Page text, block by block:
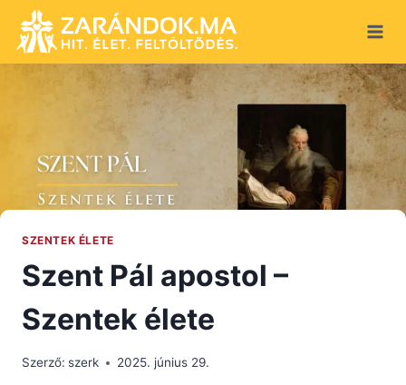
content
SZENTEK ÉLETE
Szent Pál apostol –
Szentek élete
Szerző: szerk 2025. június 29.